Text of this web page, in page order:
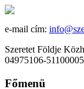
e-mail cím:
Szeretet Földje
04975106-51100005
Főmenü